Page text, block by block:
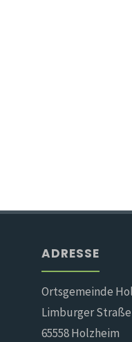
ADRESSE
Ortsgemeinde
Limburger Straße
65558 Holzheim